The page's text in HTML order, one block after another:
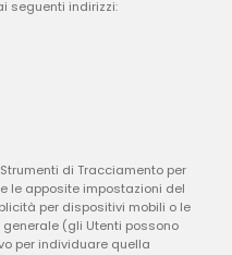
seguenti indirizzi:
di Tracciamento per
le apposite impostazioni del
per dispositivi mobili o le
(gli Utenti possono
per individuare quella